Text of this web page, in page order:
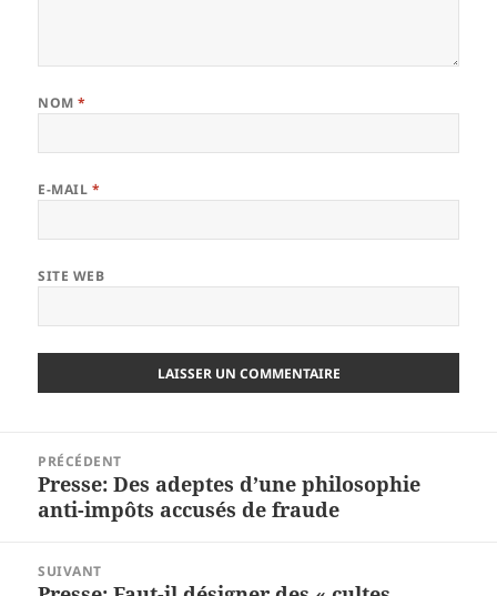
NOM*
E-MAIL *
SITE WEB
l’article
PRÉCÉDENT
Article
précédent :
Presse: Des adeptes d’une philosophie
anti-impôts accusés de fraude
SUIVANT